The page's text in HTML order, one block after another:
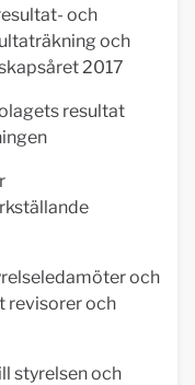
och
och
2017
resultat
och
revisorer och
styrelsen och